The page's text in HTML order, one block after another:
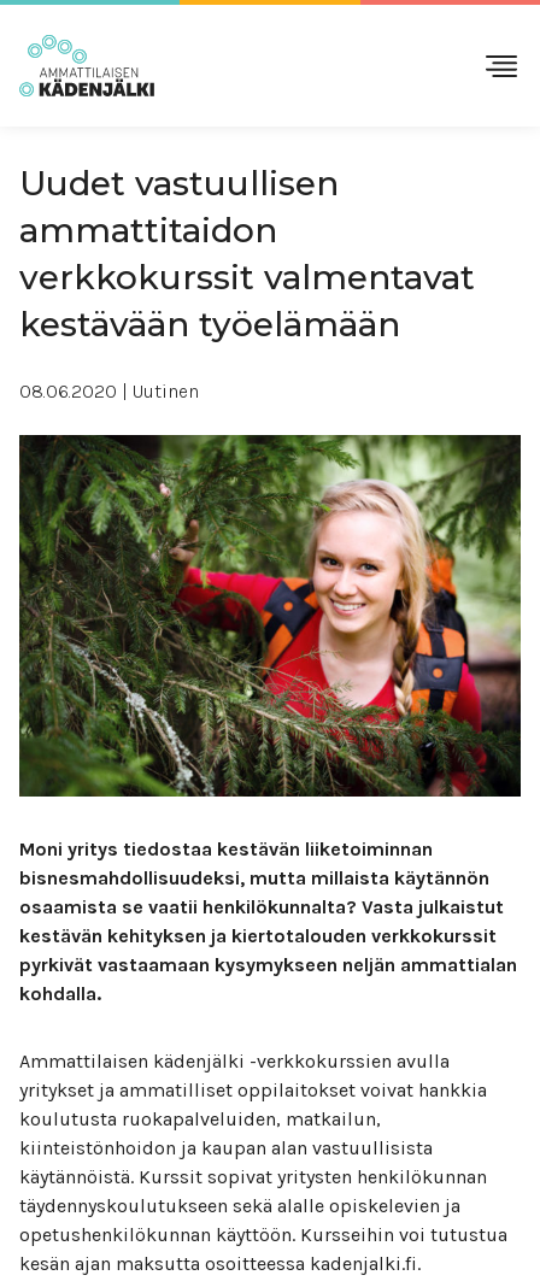
Uudet vastuullisen
ammattitaidon
verkkokurssit valmentavat
kestävään työelämään
08.06.2020 | Uutinen
Moni yritys tiedostaa kestävän liiketoiminnan
bisnesmahdollisuudeksi, mutta millaista käytännön
osaamista se vaatii henkilökunnalta? Vasta julkaistut
kestävän kehityksen ja kiertotalouden verkkokurssit
pyrkivät vastaamaan kysymykseen neljän ammattialan
kohdalla.
Ammattilaisen kädenjälki -verkkokurssien avulla
yritykset ja ammatilliset oppilaitokset voivat hankkia
koulutusta ruokapalveluiden, matkailun,
kiinteistönhoidon ja kaupan alan vastuullisista
käytännöistä. Kurssit sopivat yritysten henkilökunnan
täydennyskoulutukseen sekä alalle opiskelevien ja
opetushenkilökunnan käyttöön. Kursseihin voi tutustua
kesän ajan maksutta osoitteessa kadenjalki.fi.